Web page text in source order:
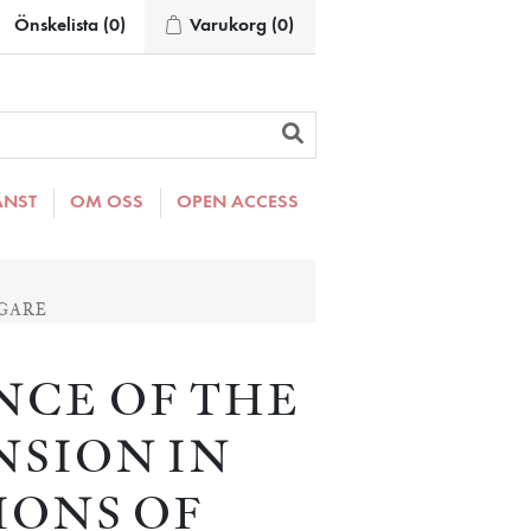
Önskelista (0) Varukorg (0)
OM OSS OPEN ACCESS
OF THE
IN
OF